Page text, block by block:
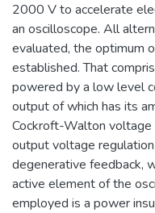
2000 V to accelerate
an oscilloscope. All
evaluated, the optimum
established. That
powered by a low level
output of which has its
Cockroft-Walton voltage
output voltage
degenerative feedback,
active element of the
employed is a power